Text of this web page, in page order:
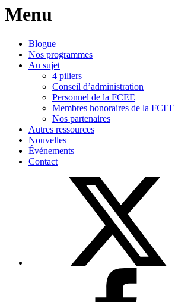
Menu
Blogue
Nos programmes
Au sujet
4 piliers
Conseil d’administration
Personnel de la FCEE
Membres honoraires de la FCEE
Nos partenaires
Autres ressources
Nouvelles
Événements
Contact